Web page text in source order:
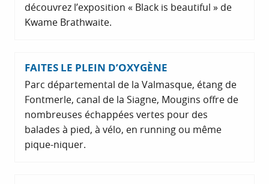
découvrez l’exposition « Black is beautiful » de
Kwame Brathwaite.
FAITES LE PLEIN D’OXYGÈNE
Parc départemental de la Valmasque, étang de
Fontmerle, canal de la Siagne, Mougins offre de
nombreuses échappées vertes pour des
balades à pied, à vélo, en running ou même
pique-niquer.